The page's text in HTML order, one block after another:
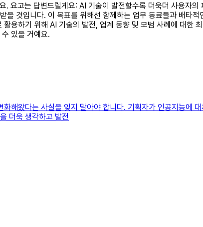
. 요고는 답변드릴게요: AI 기술이 발전할수록 더욱더 사용자
을 것입니다. 이 목표를 위해선 함께하는 업무 동료들과 배타
용하기 위해 AI 기술의 발전, 업계 동향 및 모범 사례에 대한
있을 거예요.
해왔다는 사실을 잊지 말아야 합니다. 기획자가 인공지능에
더욱 생각하고 발전